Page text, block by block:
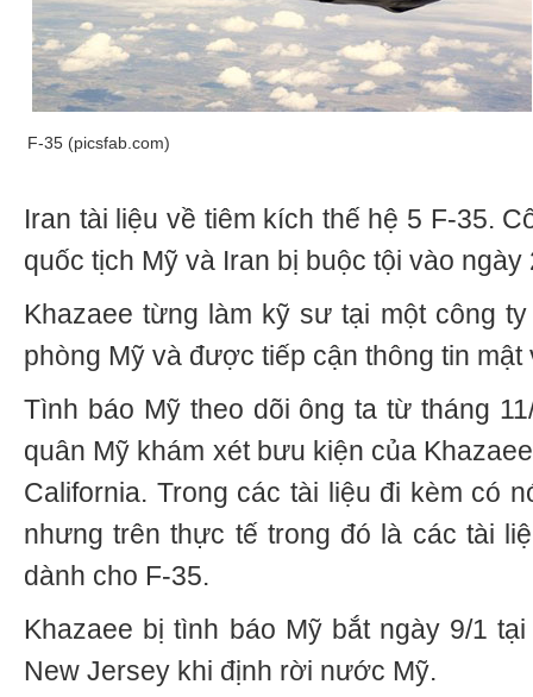
F-35 (picsfab.com)
Iran tài liệu về tiêm kích thế hệ 5 F-35. C
quốc tịch Mỹ và Iran bị buộc tội vào ngày
Khazaee từng làm kỹ sưtại một công ty
phòng Mỹ và được tiếp cận thông tin mật
Tình báo Mỹ theo dõi ông ta từ tháng
quân Mỹ khám xét bưu kiện của Khazaee
California. Trong các tài liệu đi kèm có n
nhưng trên thực tế trong đó là các tài
dành cho F-35.
Khazaee bị tình báo Mỹ bắt ngày 9/1
New Jersey khi định rời nước Mỹ.